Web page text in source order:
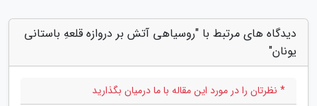
دیدگاه های مرتبط با "روسیاهی آتش بر دروازه قلعهِ باستانی
یونان"
* نظرتان را در مورد این مقاله با ما درمیان بگذارید